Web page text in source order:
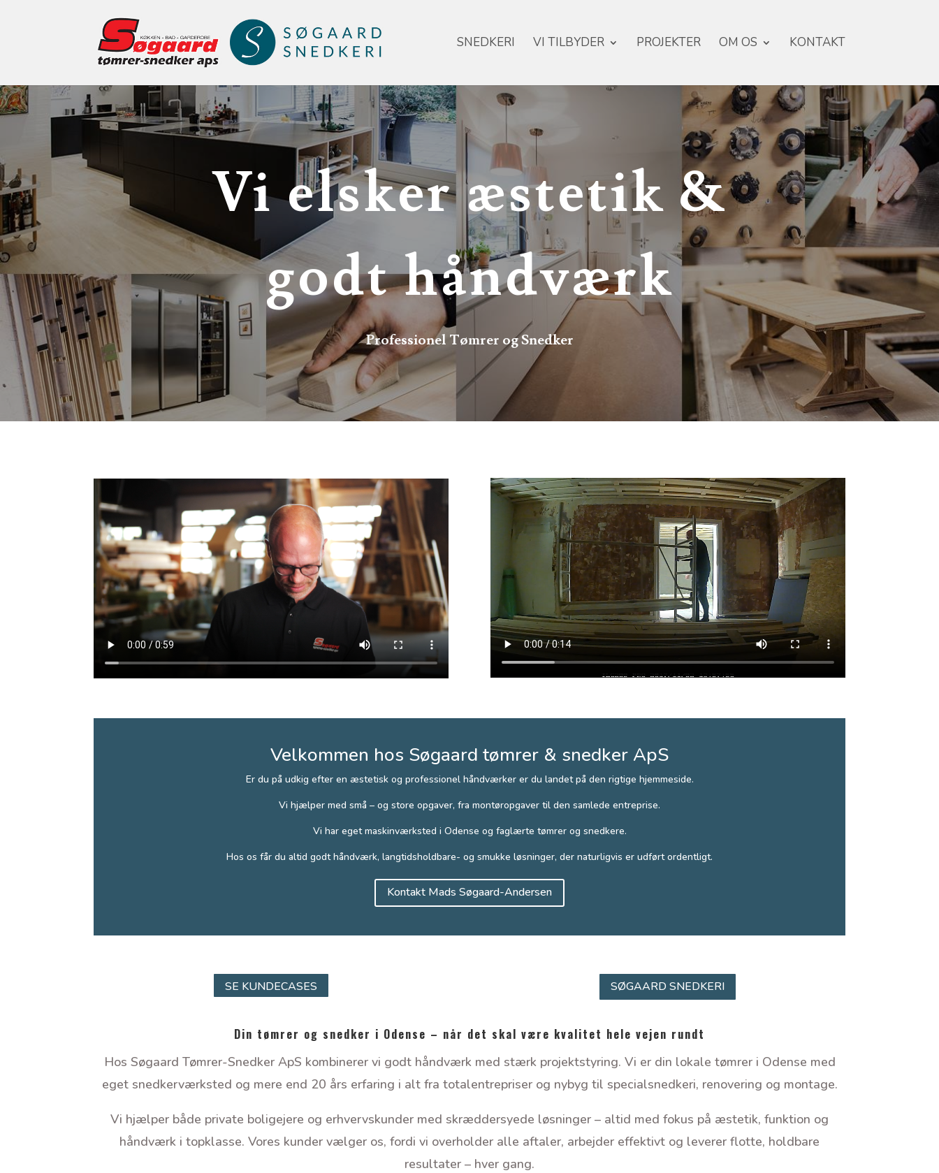
SNEDKERI VI TILBYDER PROJEKTER OM OS KONTAKT
Vi elsker æstetik &
godt håndværk
Professionel Tømrer og Snedker
Velkommen hos Søgaard tømrer & snedker ApS
Er du på udkig efter en æstetisk og professionel håndværker er du landet på den rigtige hjemmeside.
Vi hjælper med små – og store opgaver, fra montøropgaver til den samlede entreprise.
Vi har eget maskinværksted i Odense og faglærte tømrer og snedkere.
Hos os får du altid godt håndværk, langtidsholdbare- og smukke løsninger, der naturligvis er udført ordentligt.
Kontakt Mads Søgaard-Andersen
SE KUNDECASES SØGAARD SNEDKERI
Din tømrer og snedker i Odense – når det skal være kvalitet hele vejen rundt
Hos Søgaard Tømrer-Snedker ApS kombinerer vi godt håndværk med stærk projektstyring. Vi er din lokale tømrer i Odense med
eget snedkerværksted og mere end 20 års erfaring i alt fra totalentrepriser og nybyg til specialsnedkeri, renovering og montage.
Vi hjælper både private boligejere og erhvervskunder med skræddersyede løsninger – altid med fokus på æstetik, funktion og
håndværk i topklasse. Vores kunder vælger os, fordi vi overholder alle aftaler, arbejder effektivt og leverer flotte, holdbare
resultater – hver gang.